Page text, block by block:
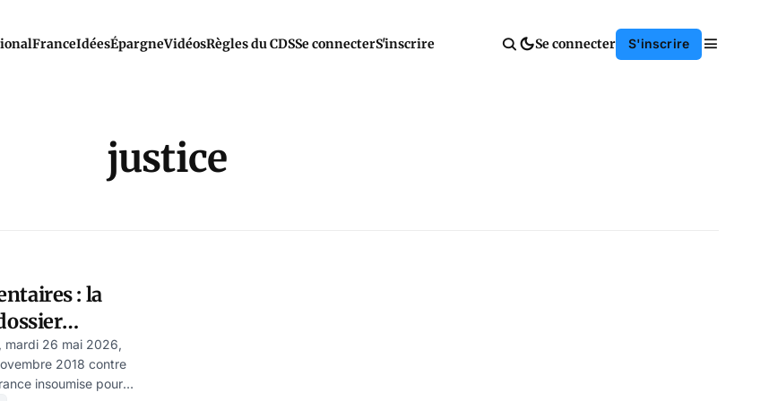
FranceIdéesÉpargneVidéosRègles du CDSSe connecterS'inscrire Se connecter S'inscrire
justice
: la
mardi 26 mai 2026,
2018 contre
insoumise pour